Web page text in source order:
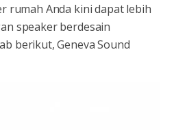
rumah Anda kini dapat lebih
speaker berdesain
berikut, Geneva Sound